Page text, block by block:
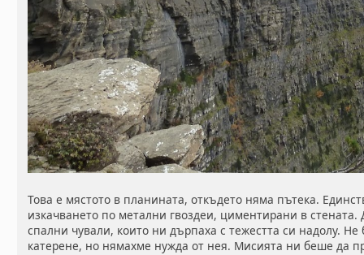
Това е мястото в планината, откъдето няма пътека.
изкачването по метални гвоздеи, циментирани в
спални чували, които ни дърпаха с тежестта си надолу.
катерене, но нямахме нужда от нея. Мисията ни беше да